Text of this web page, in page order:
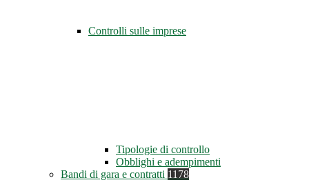
Controlli sulle imprese
Tipologie di controllo
Obblighi e adempimenti
Bandi di gara e contratti 1178